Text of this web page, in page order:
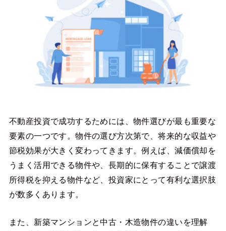
不動産投資で成功するためには、物件選びが最も重要な
要素の一つです。物件の選び方次第で、将来的な収益や
節税効果が大きく変わってきます。例えば、減価償却を
うまく活用できる物件や、長期的に保有することで譲渡
所得税を抑える物件など、投資家にとって有利な選択肢
が数多くあります。
また、新築マンションと中古・木造物件の違いを理解